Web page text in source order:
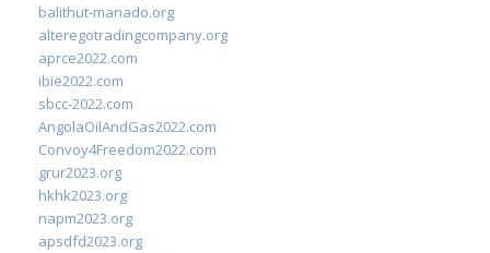
balithut-manado.org
alteregotradingcompany.org
aprce2022.com
ibie2022.com
sbcc-2022.com
AngolaOilAndGas2022.com
Convoy4Freedom2022.com
grur2023.org
hkhk2023.org
napm2023.org
apsdfd2023.org